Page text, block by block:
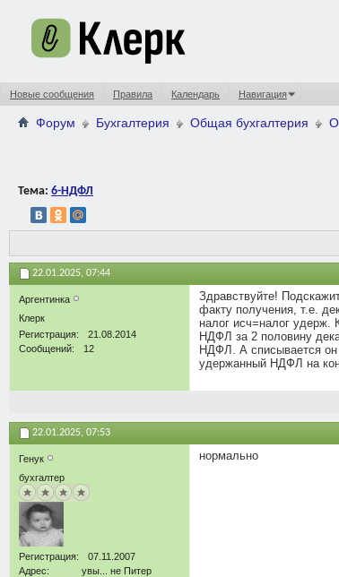
Новые сообщения Правила Календарь Навигация
Форум Бухгалтерия Общая бухгалтерия
Тема: 6-НДФЛ
22.01.2025, 07:44
Аргентинка
Клерк
Регистрация
21.08.2014
Сообщений
12
Здравствуйте!
факту получения, т.е.
налог исч=налог удерж.
НДФЛ за 2 половину
НДФЛ. А списывается он
удержанный НДФЛ на
22.01.2025, 07:53
Генук
бухгалтер
Регистрация
07.11.2007
Адрес
увы... не Питер
нормально